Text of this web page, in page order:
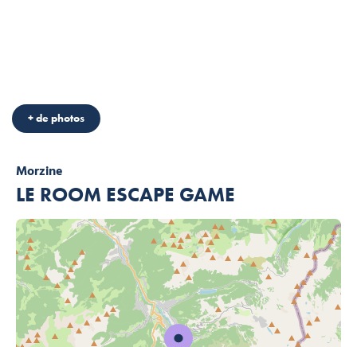
Morzine
LE ROOM ESCAPE GAME
+ de photos